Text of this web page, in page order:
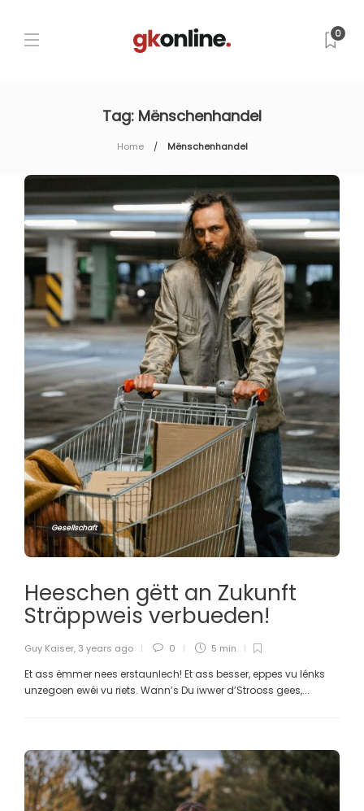
0
Tag: Mënschenhandel
Home Mënschenhandel
Gesellschaft
Heeschen gëtt an Zukunft
Sträppweis verbueden!
Guy Kaiser, 3 years ago 0 5 min
Et ass ëmmer nees erstaunlech! Et ass besser, eppes vu lénks
unzegoen ewéi vu riets. Wann’s Du iwwer d’Strooss gees,...